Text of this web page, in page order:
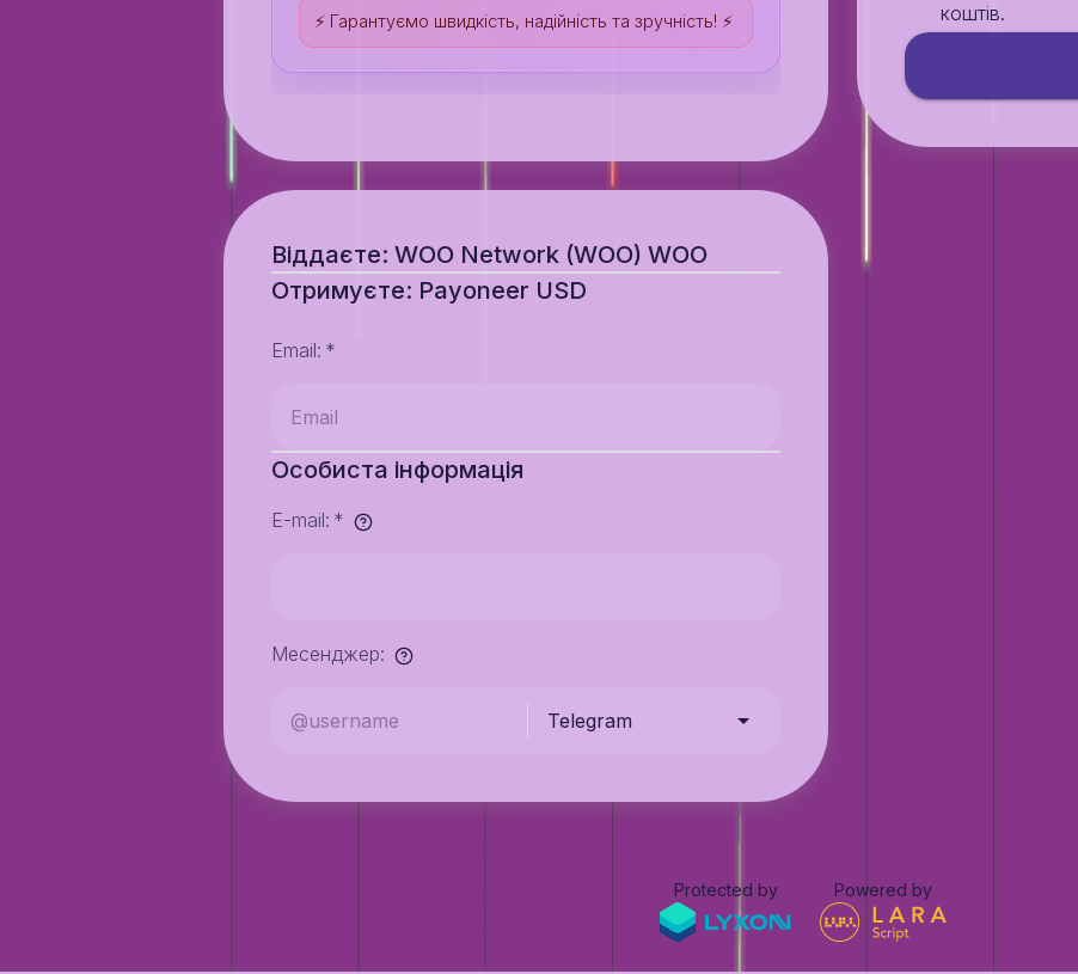
коштів.
⚡️ Гарантуємо швидкість, надійність та зручність! ⚡️
Віддаєте: WOO Network (WOO) WOO
Отримуєте: Payoneer USD
Email: *
Особиста інформація
E-mail: *
Месенджер:
Telegram
Protected by Powered by